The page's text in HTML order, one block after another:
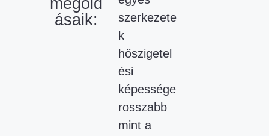
megold
ásaik:
szerkezete
k
hőszigetel
ési
képessége
rosszabb
mint a